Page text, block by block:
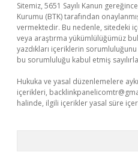
Sitemiz, 5651 Sayılı Kanun
Kurumu (BTK) tarafından
vermektedir. Bu nedenle, sitedeki
veya araştırma yükümlülüğümüz
yazdıkları içeriklerin
bu sorumluluğu kabul etmiş
Hukuka ve yasal düzenlemelere
içerikleri,
halinde, ilgili içerikler yasal süre